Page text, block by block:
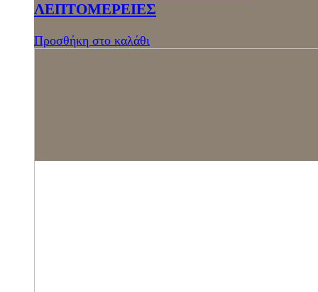
ΛΕΠΤΟΜΕΡΕΙΕΣ
Προσθήκη στο καλάθι